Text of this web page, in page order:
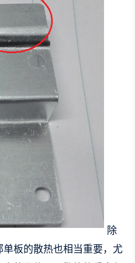
除
板的散热也相当重要，尤